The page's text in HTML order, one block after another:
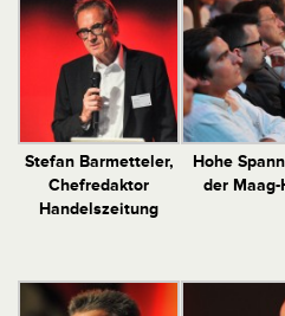
Stefan Barmetteler,
Chefredaktor
Handelszeitung
Hohe
der